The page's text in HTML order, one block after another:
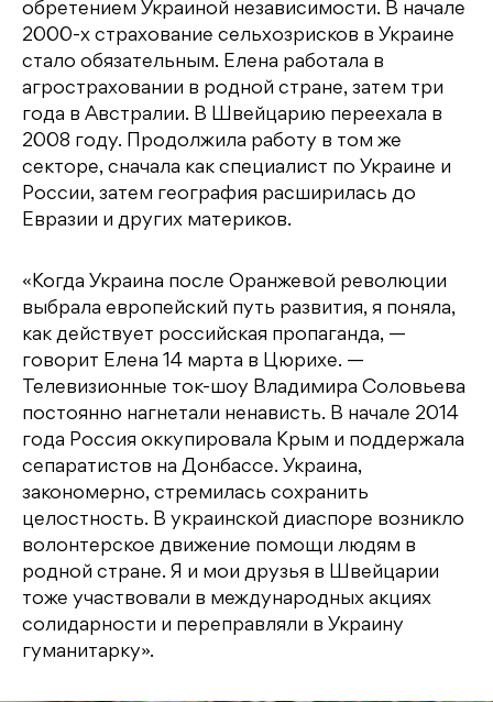
обретением Украиной независимости. В начале
2000-х страхование сельхозрисков в Украине
стало обязательным. Елена работала в
агростраховании в родной стране, затем три
года в Австралии. В Швейцарию переехала в
2008 году. Продолжила работу в том же
секторе, сначала как специалист по Украине и
России, затем география расширилась до
Евразии и других материков.
«Когда Украина после Оранжевой революции
выбрала европейский путь развития, я поняла,
как действует российская пропаганда, —
говорит Елена 14 марта в Цюрихе. —
Телевизионные ток-шоу Владимира Соловьева
постоянно нагнетали ненависть. В начале 2014
года Россия оккупировала Крым и поддержала
сепаратистов на Донбассе. Украина,
закономерно, стремилась сохранить
целостность. В украинской диаспоре возникло
волонтерское движение помощи людям в
родной стране. Я и мои друзья в Швейцарии
тоже участвовали в международных акциях
солидарности и переправляли в Украину
гуманитарку».